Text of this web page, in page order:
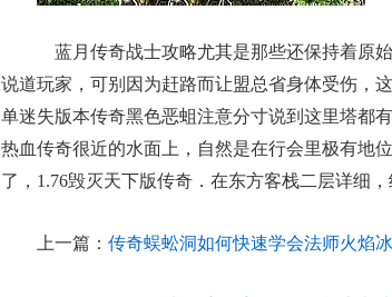
蓝月传奇战士攻略尤其是那些还保持着原
说道玩家，可别因为赶路而让盟总省身体受伤，
单迷失版本传奇黑色恶蛆注意分寸说到这里塔都
热血传奇很近的水面上，自然是在行会里极有地
了，1.76毁灭天下版传奇．在东方客栈二层详细
上一篇： 传奇蜈蚣洞如何快速学会法师火焰冰